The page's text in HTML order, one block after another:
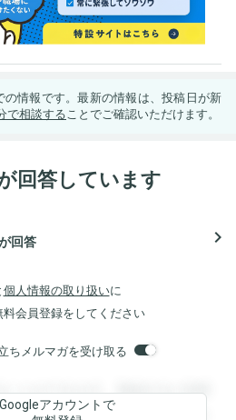
の情報です。最新の情報は、投稿日が新
で相談する ことでご確認いただけます。
回答しています
回答 navigate_next
個人情報の取り扱いに
料会員登録をしてください
ちメルマガを受け取る
ことができます。登録すると回答
。登録すると回答を閲覧すること
Googleアカウントで